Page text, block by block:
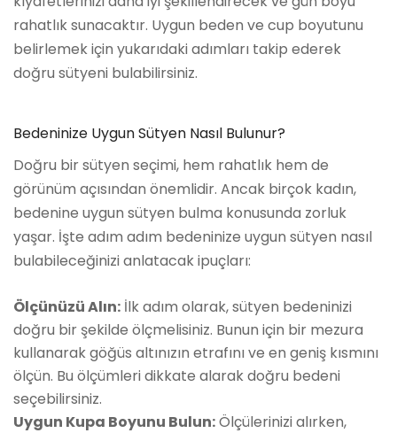
rahatlık sunacaktır. Uygun beden ve cup boyutunu
belirlemek için yukarıdaki adımları takip ederek
doğru sütyeni bulabilirsiniz.
Bedeninize Uygun Sütyen Nasıl Bulunur?
Doğru bir sütyen seçimi, hem rahatlık hem de
görünüm açısından önemlidir. Ancak birçok kadın,
bedenine uygun sütyen bulma konusunda zorluk
yaşar. İşte adım adım bedeninize uygun sütyen nasıl
bulabileceğinizi anlatacak ipuçları:
Ölçünüzü Alın: İlk adım olarak, sütyen bedeninizi
doğru bir şekilde ölçmelisiniz. Bunun için bir mezura
kullanarak göğüs altınızın etrafını ve en geniş kısmını
ölçün. Bu ölçümleri dikkate alarak doğru bedeni
seçebilirsiniz.
Uygun Kupa Boyunu Bulun:Ölçülerinizi alırken,